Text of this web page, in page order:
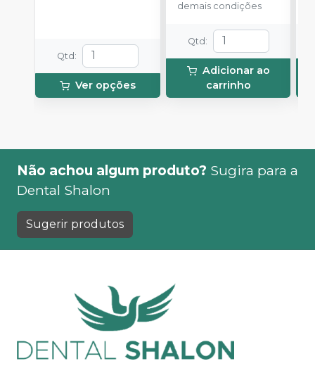
Qtd :
Ver opções
demais condições
Qtd :
Adicionar ao
carrinho
Não achou algum produto? Sugira para a
Dental Shalon
Sugerir produtos